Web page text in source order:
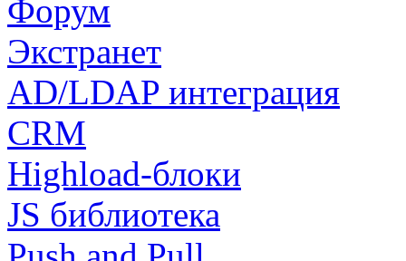
Форум
Экстранет
AD/LDAP интеграция
CRM
Highload-блоки
JS библиотека